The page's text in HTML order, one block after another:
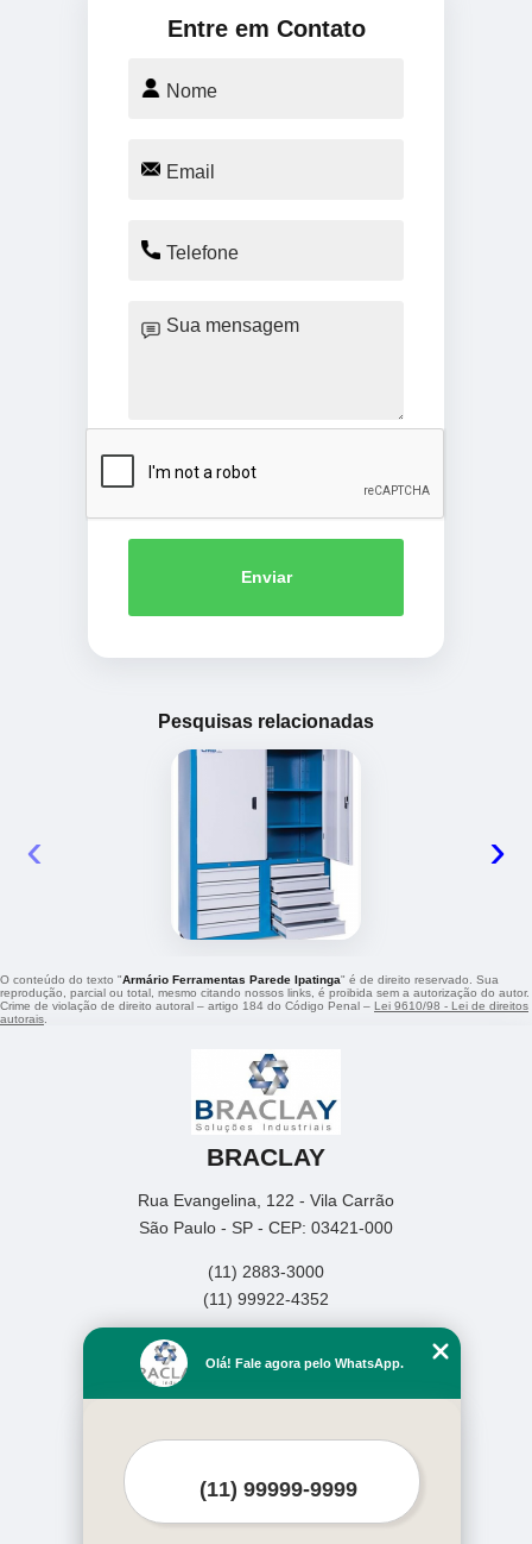
Entre em Contato
Enviar
Pesquisas relacionadas
‹ ›
O conteúdo do texto "Armário Ferramentas Parede Ipatinga" é de direito reservado. Sua
reprodução, parcial ou total, mesmo citando nossos links, é proibida sem a autorização do autor.
Crime de violação de direito autoral – artigo 184 do Código Penal – Lei 9610/98 - Lei de direitos
autorais.
BRACLAY
Rua Evangelina, 122 - Vila Carrão
São Paulo - SP - CEP: 03421-000
(11) 2883-3000
(11) 99922-4352
Empresa
Missão
Mapa do site
Olá! Fale agora pelo WhatsApp.